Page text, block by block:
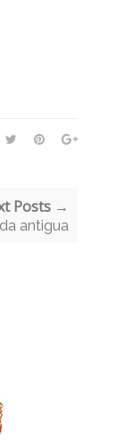
Posts →
antigua